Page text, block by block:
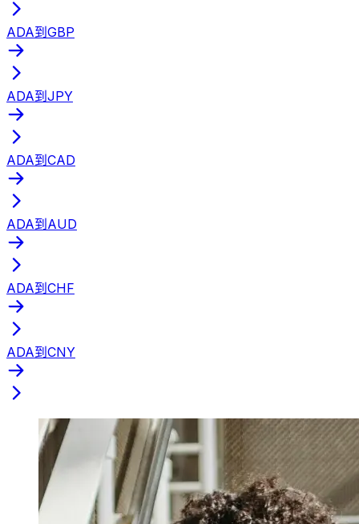
ADA到GBP
ADA到JPY
ADA到CAD
ADA到AUD
ADA到CHF
ADA到CNY